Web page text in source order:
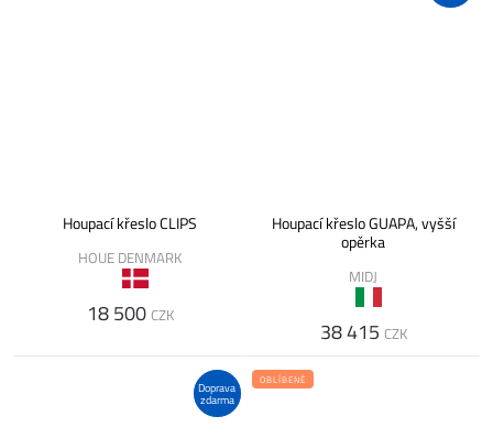
Houpací křeslo CLIPS
HOUE DENMARK
18 500 CZK
Houpací křeslo GUAPA, vyšší
opěrka
MIDJ
38 415 CZK
Doprava
zdarma
OBLÍBENÉ